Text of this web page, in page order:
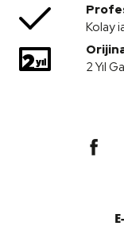
Kolay
2 Yıl